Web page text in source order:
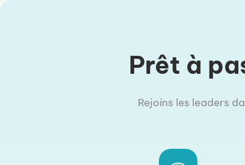
Prêt à
Rejoins les leaders